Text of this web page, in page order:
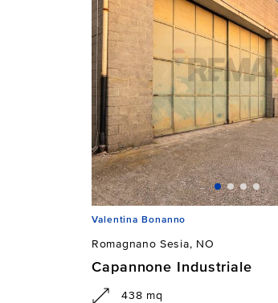
Valentina Bonanno
Romagnano Sesia, NO
Capannone Industriale
438 mq